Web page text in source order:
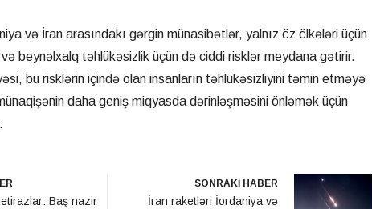
və İran arasındakı gərgin münasibətlər, yalnız öz ölkələri üçün
beynəlxalq təhlükəsizlik üçün də ciddi risklər meydana gətirir.
bu risklərin içində olan insanların təhlükəsizliyini təmin etməyə
daha geniş miqyasda dərinləşməsini önləmək üçün
Baş nazir
SONRAKİ HABER
İran raketləri İordaniya və